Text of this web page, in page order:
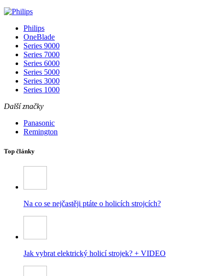
Philips
OneBlade
Series 9000
Series 7000
Series 6000
Series 5000
Series 3000
Series 1000
Další značky
Panasonic
Remington
Top články
Na co se nejčastěji ptáte o holicích strojcích?
Jak vybrat elektrický holicí strojek? + VIDEO